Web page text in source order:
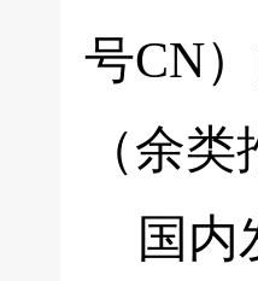
号CN
（余
国内